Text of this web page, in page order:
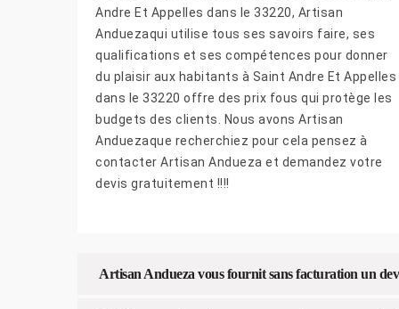
Andre Et Appelles dans le 33220, Artisan
Anduezaqui utilise tous ses savoirs faire, ses
qualifications et ses compétences pour donner
du plaisir aux habitants à Saint Andre Et Appelles
dans le 33220 offre des prix fous qui protège les
budgets des clients. Nous avons Artisan
Anduezaque recherchiez pour cela pensez à
contacter Artisan Andueza et demandez votre
devis gratuitement !!!!
Artisan Andueza vous fournit sans facturation un